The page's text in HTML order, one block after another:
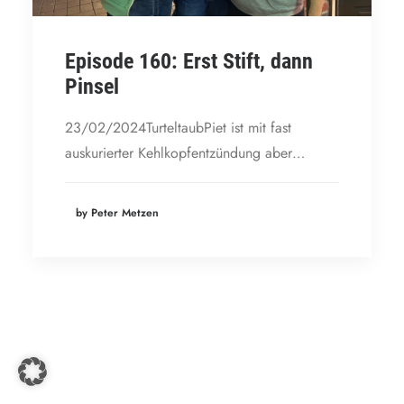
Episode 160: Erst Stift, dann
Pinsel
23/02/2024TurteltaubPiet ist mit fast
auskurierter Kehlkopfentzündung aber…
by Peter Metzen